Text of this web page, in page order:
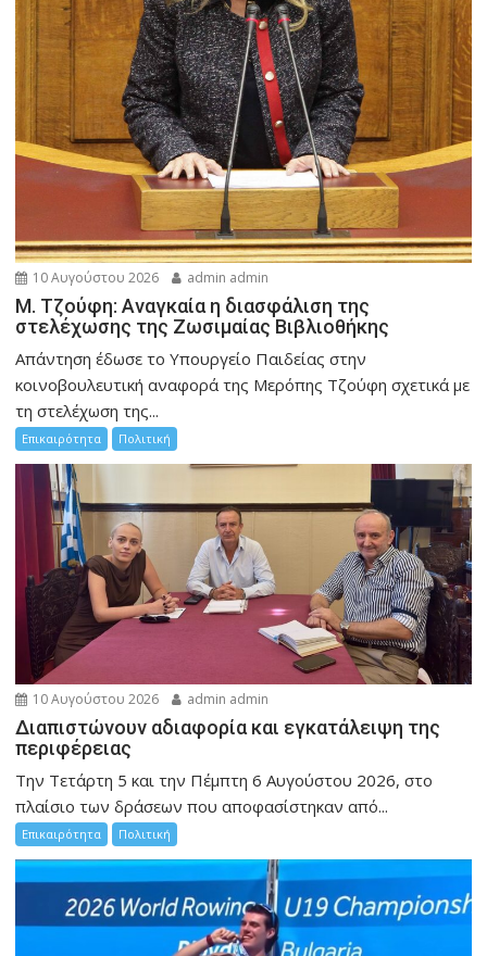
10 Αυγούστου 2026 admin admin
M. Τζούφη: Αναγκαία η διασφάλιση της
στελέχωσης της Ζωσιμαίας Βιβλιοθήκης
Απάντηση έδωσε το Υπουργείο Παιδείας στην
κοινοβουλευτική αναφορά της Μερόπης Τζούφη σχετικά με
τη στελέχωση της...
Επικαιρότητα Πολιτική
10 Αυγούστου 2026 admin admin
Διαπιστώνουν αδιαφορία και εγκατάλειψη της
περιφέρειας
Την Τετάρτη 5 και την Πέμπτη 6 Αυγούστου 2026, στο
πλαίσιο των δράσεων που αποφασίστηκαν από...
Επικαιρότητα Πολιτική